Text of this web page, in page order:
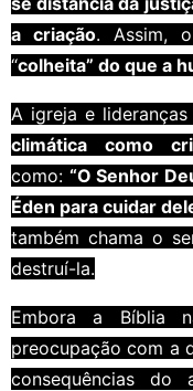
a criação. Assim,
“colheita” do que a
A igreja e
climática como
como: “O Senhor
Éden para cuidar
também chama o
destruí-la.
Embora a Bíblia
preocupação com a
consequências do